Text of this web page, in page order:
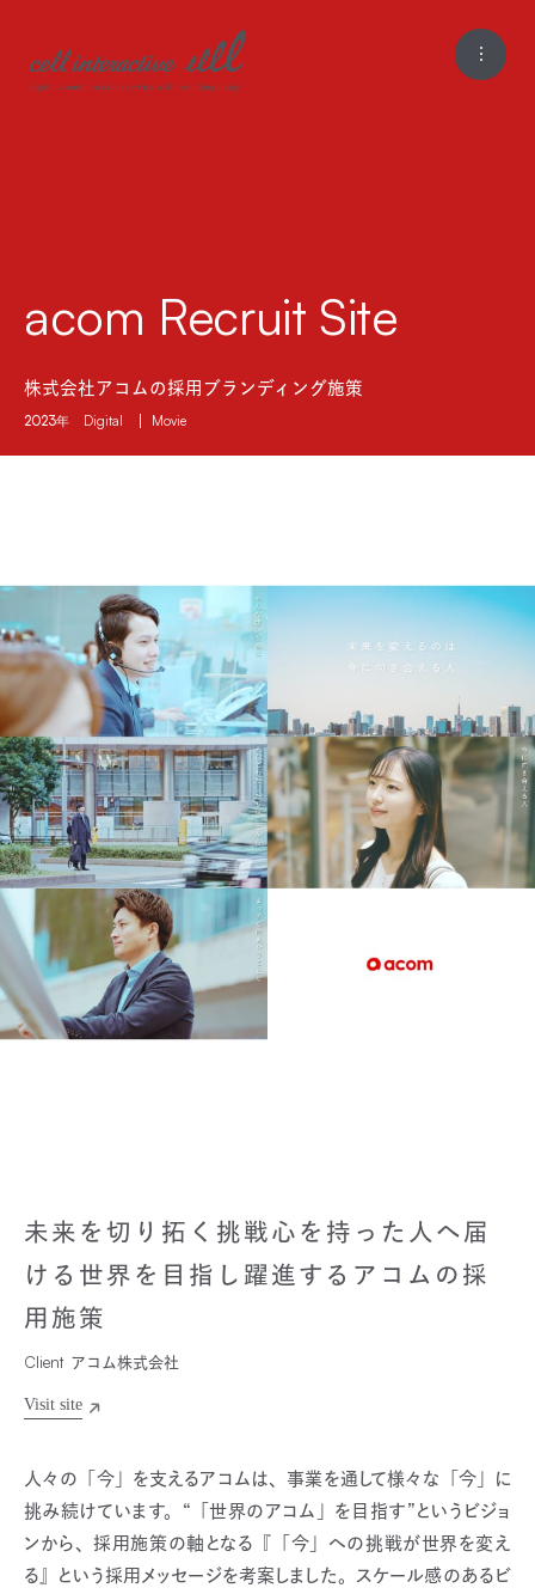
acom Recruit Site
株式会社アコムの採用ブランディング施策
2023年 Digital Movie
未来を切り拓く挑戦心を持った人へ届
ける世界を目指し躍進するアコムの採
用施策
Client アコム株式会社
人々の「今」を支えるアコムは、事業を通して様々な「今」に
挑み続けています。“「世界のアコム」を目指す”というビジョ
ンから、採用施策の軸となる『「今」への挑戦が世界を変え
る』という採用メッセージを考案しました。スケール感のあるビ